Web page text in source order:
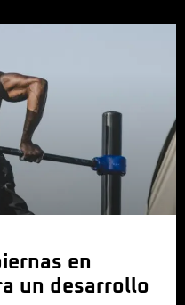
en
un desarrollo